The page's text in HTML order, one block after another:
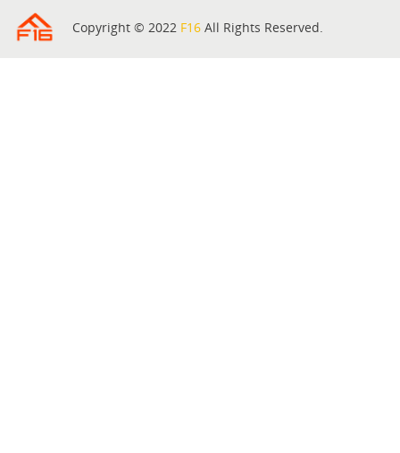
Copyright © 2022 F16 All Rights Reserved.